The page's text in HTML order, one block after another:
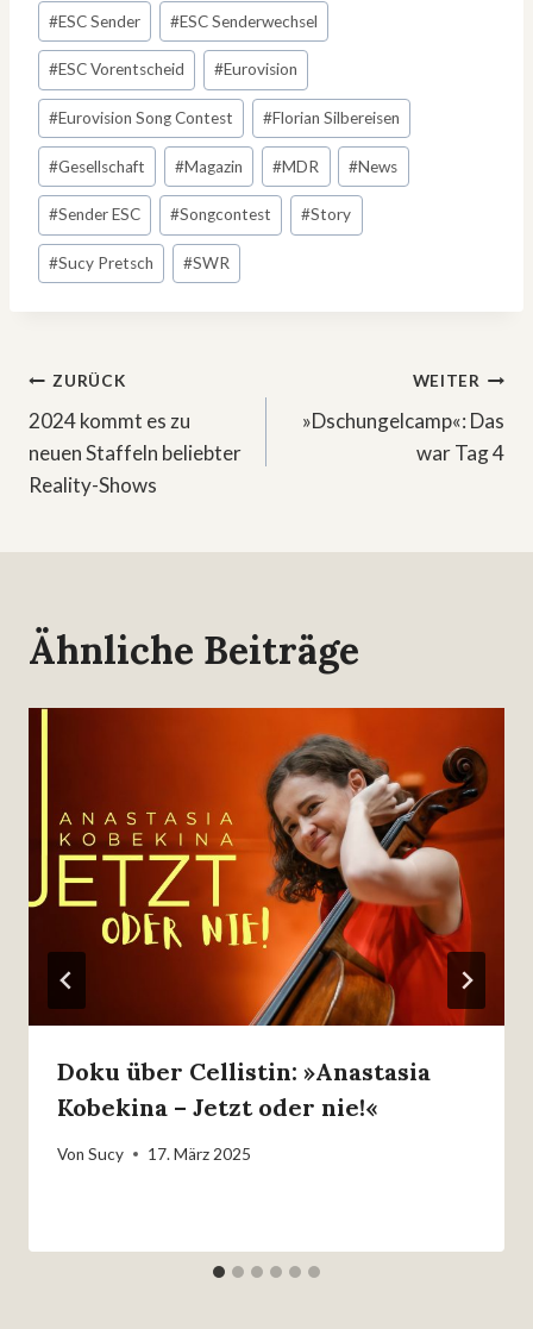
#ESC Sender #ESC Senderwechsel
#ESC Vorentscheid #Eurovision
#Eurovision Song Contest #Florian Silbereisen
#Gesellschaft #Magazin #MDR #News
#Sender ESC #Songcontest #Story
#Sucy Pretsch #SWR
Beitragsnavigation
ZURÜCK
2024 kommt es zu
neuen Staffeln beliebter
Reality-Shows
WEITER
»Dschungelcamp«: Das
war Tag 4
Ähnliche Beiträge
Doku über Cellistin: »Anastasia
Kobekina – Jetzt oder nie!«
Von Sucy 17. März 2025